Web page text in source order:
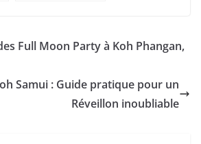
Glacés Et
Chocolats
Full Moon Party à Koh Phangan,
Samui : Guide pratique pour un
Réveillon inoubliable